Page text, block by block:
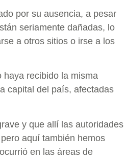
por su ausencia, a pesar
seriamente dañadas, lo
a otros sitios o irse a los
haya recibido la misma
capital del país, afectadas
y que allí las autoridades
aquí también hemos
en las áreas de